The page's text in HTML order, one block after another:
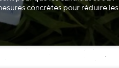
concrètes pour réduire les